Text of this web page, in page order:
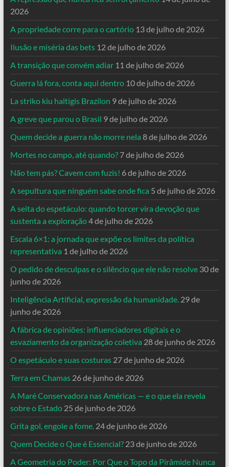
2026
A propriedade corre para o cartório 13 de julho de 2026
Ilusão e miséria das bets 12 de julho de 2026
A transição que convém adiar 11 de julho de 2026
Guerra lá fora, conta aqui dentro 10 de julho de 2026
La striko kiu haltigis Brazilon 9 de julho de 2026
A greve que parou o Brasil 9 de julho de 2026
Quem decide a guerra não morre nela 8 de julho de 2026
Mortes no campo, até quando? 7 de julho de 2026
Não tem pás? Cavem com fuzis! 6 de julho de 2026
A sepultura que ninguém sabe onde fica 5 de julho de 2026
A seita do espetáculo: quando torcer vira devoção que
sustenta a exploração4 de julho de 2026
Escala 6×1: a jornada que expõe os limites da política
representativa 1 de julho de 2026
O pedido de desculpas e o silêncio que ele não resolve 30 de
junho de 2026
Inteligência Artificial, expressão da humanidade. 29 de
junho de 2026
A fábrica de opiniões: influenciadores digitais e o
esvaziamento da organização coletiva 28 de junho de 2026
O espetáculo e suas costuras 27 de junho de 2026
Terra em Chamas 26 de junho de 2026
A Maré Conservadora nas Américas — e o que ela revela
sobre o Estado 25 de junho de 2026
Grita gol, engole a fome. 24 de junho de 2026
Quem Decide o Que é Essencial? 23 de junho de 2026
A Geometria do Poder: Por Que o Topo da Pirâmide Nunca